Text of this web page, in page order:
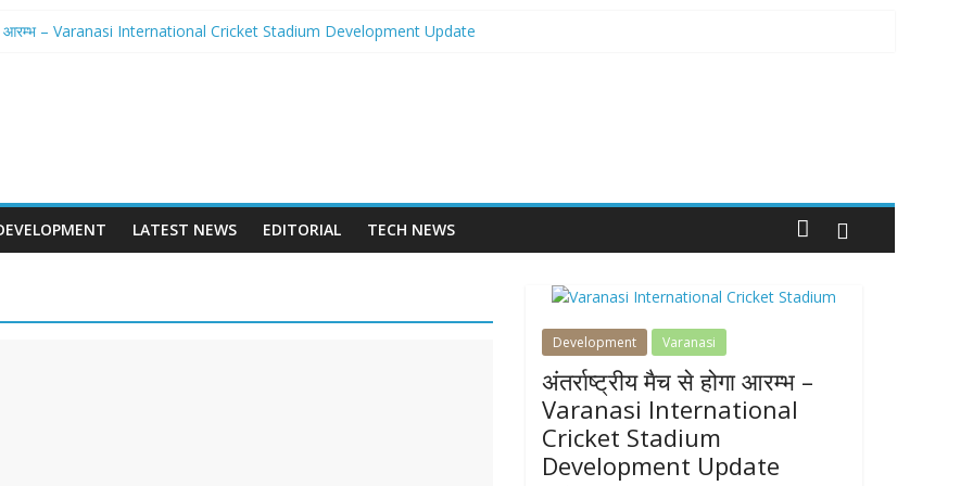
आरम्भ – Varanasi International Cricket Stadium Development Update
पुल – Prayagraj 6 Lane Ganga Bridge
बनेगा Dashrath Path Ayodhya Fourlane Road
LATEST NEWS EDITORIAL TECH NEWS
Development Varanasi
अंतर्राष्ट्रीय मैच से होगा आरम्भ –
Varanasi International
Cricket Stadium
Development Update